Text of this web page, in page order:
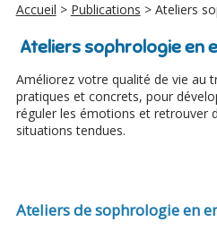
Accueil > Publications > Ateliers
Ateliers sophrologie en
Améliorez votre qualité de vie au
pratiques et concrets, pour
réguler les émotions et retrouver
situations tendues.
Ateliers de sophrologie en